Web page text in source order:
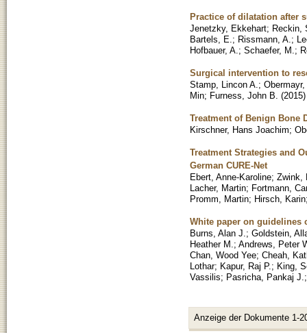
Practice of dilatation after
Jenetzky, Ekkehart; Reckin,
Bartels, E. ; Rissmann, A. ;
Hofbauer, A. ; Schaefer, M. ;
Surgical intervention to
Stamp, Lincon A. ;
Min; Furness, John B. (2015)
Treatment of Benign Bone
Kirschner, Hans Joachim;
Treatment Strategies and
German CURE-Net
Ebert, Anne-Karoline; Zwink,
Lacher, Martin; Fortmann,
Promm, Martin; Hirsch, Karin
White paper on guidelines
Burns, Alan J. ; Goldstein,
Heather M. ; Andrews, Peter
Chan, Wood Yee; Cheah,
Lothar; Kapur, Raj P. ; King,
Vassilis; Pasricha, Pankaj J.
Anzeige der Dokumente 1-